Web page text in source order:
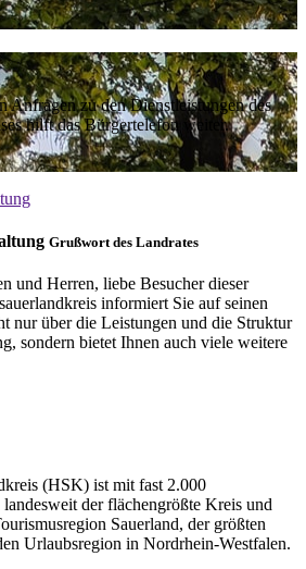
Anfragen zu den Dienstleistungen des
hilft das Bürgertelefon weiter.
Grußwort des Landrates
und Herren, liebe Besucher dieser
informiert Sie auf seinen
nur über die Leistungen und die Struktur
sondern bietet Ihnen auch viele weitere
(HSK) ist mit fast 2.000
der flächengrößte Kreis und
Sauerland, der größten
Urlaubsregion in Nordrhein-Westfalen.